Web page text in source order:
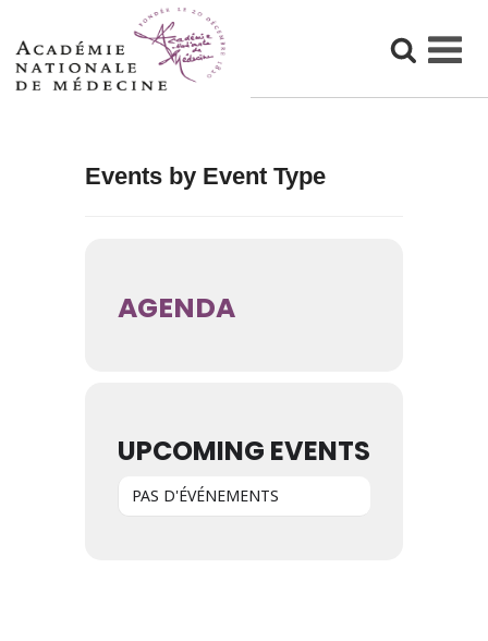
Events by Event Type
AGENDA
UPCOMING EVENTS
PAS D'ÉVÉNEMENTS